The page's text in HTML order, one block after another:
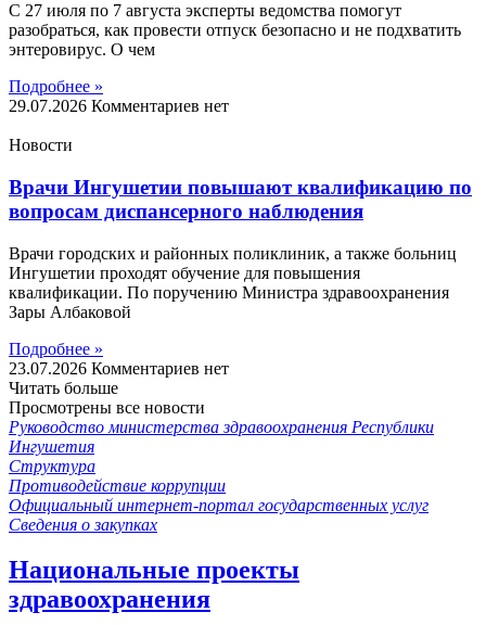
С 27 июля по 7 августа эксперты ведомства помогут
разобраться, как провести отпуск безопасно и не подхватить
энтеровирус. О чем
Подробнее »
29.07.2026 Комментариев нет
Новости
Врачи Ингушетии повышают квалификацию по
вопросам диспансерного наблюдения
Врачи городских и районных поликлиник, а также больниц
Ингушетии проходят обучение для повышения
квалификации. По поручению Министра здравоохранения
Зары Албаковой
Подробнее »
23.07.2026 Комментариев нет
Читать больше
Просмотрены все новости
Руководство министерства здравоохранения Республики
Ингушетия
Структура
Противодействие коррупции
Официальный интернет-портал государственных услуг
Сведения о закупках
Национальные проекты
здравоохранения